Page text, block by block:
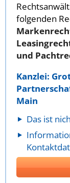
folgenden
und
Kanzlei:
Main
Das ist